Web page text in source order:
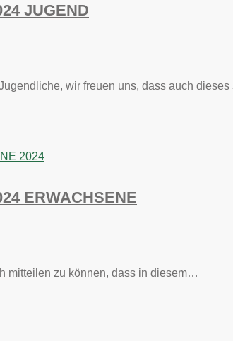
JUGEND
wir freuen uns, dass auch
ERWACHSENE
mitteilen zu können, dass in diesem…